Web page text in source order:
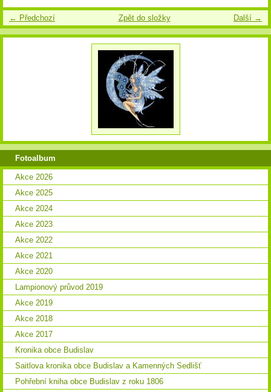
← Předchozí Další →
Zpět do složky
Fotoalbum
Akce 2026
Akce 2025
Akce 2024
Akce 2023
Akce 2022
Akce 2021
Akce 2020
Lampionový průvod 2019
Akce 2019
Akce 2018
Akce 2017
Kronika obce Budislav
Saitlova kronika obce Budislav a Kamenných Sedlišť
Pohřební kniha obce Budislav z roku 1806